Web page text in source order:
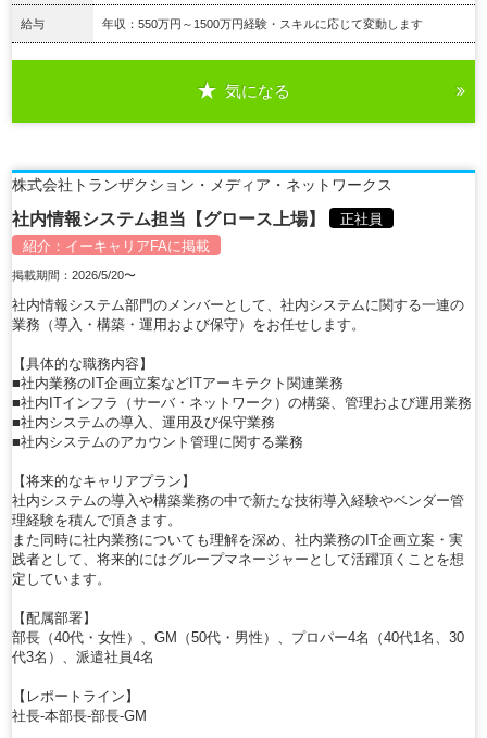
給与 年収：550万円～1500万円経験・スキルに応じて変動します
気になる
株式会社トランザクション・メディア・ネットワークス
社内情報システム担当【グロース上場】
正社員
紹介： イーキャリアFAに掲載
掲載期間：2026/5/20〜
社内情報システム部門のメンバーとして、社内システムに関する一連の
業務（導入・構築・運用および保守）をお任せします。
【具体的な職務内容】
■社内業務のIT企画立案などITアーキテクト関連業務
■社内ITインフラ（サーバ・ネットワーク）の構築、管理および運用業務
■社内システムの導入、運用及び保守業務
■社内システムのアカウント管理に関する業務
【将来的なキャリアプラン】
社内システムの導入や構築業務の中で新たな技術導入経験やベンダー管
理経験を積んで頂きます。
また同時に社内業務についても理解を深め、社内業務のIT企画立案・実
践者として、将来的にはグループマネージャーとして活躍頂くことを想
定しています。
【配属部署】
部長（40代・女性）、GM（50代・男性）、プロパー4名（40代1名、30
代3名）、派遣社員4名
【レポートライン】
社長-本部長-部長-GM